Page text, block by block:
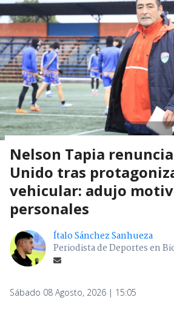
Nelson Tapia
Unido tras
vehicular: adujo
personales
Ítalo Sánchez Sanhueza
Periodista de Deportes en
Sábado 08 Agosto, 2026 | 15:05